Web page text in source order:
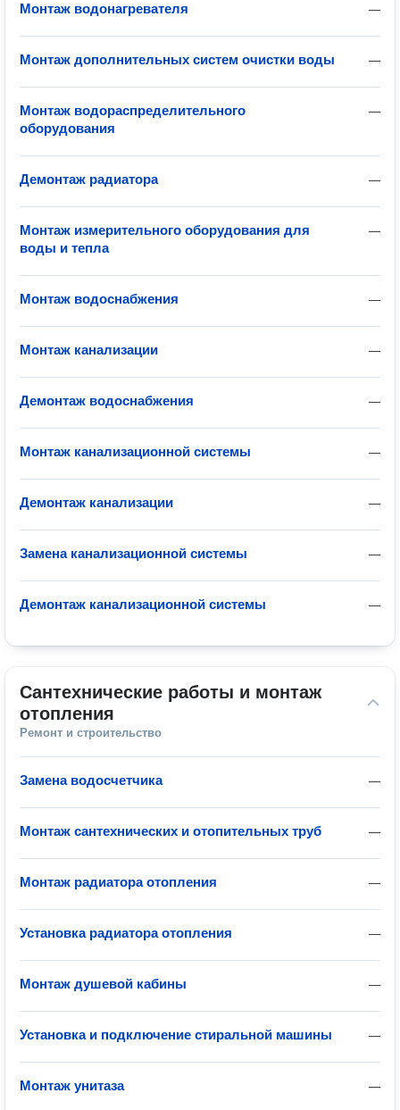
—
Монтаж водонагревателя
—
Монтаж дополнительных систем очистки воды
—
Монтаж водораспределительного
оборудования
—
Демонтаж радиатора
—
Монтаж измерительного оборудования для
воды и тепла
—
Монтаж водоснабжения
—
Монтаж канализации
—
Демонтаж водоснабжения
—
Монтаж канализационной системы
—
Демонтаж канализации
—
Замена канализационной системы
—
Демонтаж канализационной системы
Сантехнические работы и монтаж
отопления
Ремонт и строительство
—
Замена водосчетчика
—
Монтаж сантехнических и отопительных труб
—
Монтаж радиатора отопления
—
Установка радиатора отопления
—
Монтаж душевой кабины
—
Установка и подключение стиральной машины
—
Монтаж унитаза